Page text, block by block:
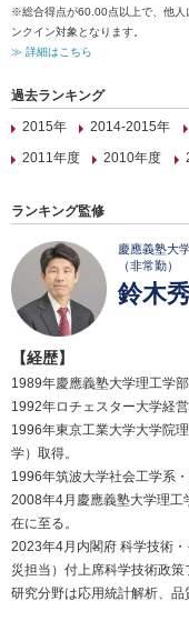
※総合得点が60.00点以上で、他人
ンクイン対象となります。
≫ 詳細はこちら
過去ランキング
2015年
2014-2015年
2011年度
2010年度
ランキング監修
慶應義塾大
（非常勤）
鈴木
【経歴】
1989年慶應義塾大学理工学部
1992年ロチェスター大学経
1996年東京工業大学大学院
学）取得。
1996年筑波大学社会工学系
2008年4月慶應義塾大学理工
在に至る。
2023年4月内閣府 科学技術
災担当）付上席科学技術政策
研究分野は応用統計解析、品